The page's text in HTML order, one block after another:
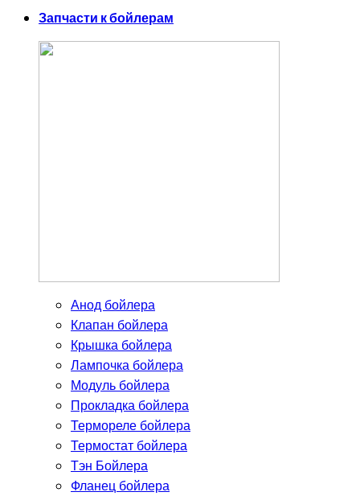
Запчасти к бойлерам
Анод бойлера
Клапан бойлера
Крышка бойлера
Лампочка бойлера
Модуль бойлера
Прокладка бойлера
Термореле бойлера
Термостат бойлера
Тэн Бойлера
Фланец бойлера